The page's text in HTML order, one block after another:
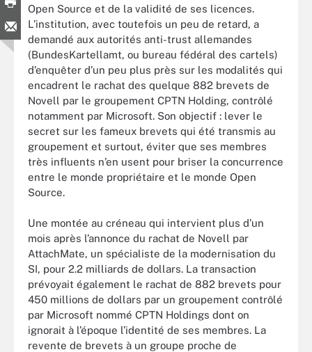
Open Source et de la validité de ses licences.
L’institution, avec toutefois un peu de retard, a
demandé aux autorités anti-trust allemandes
(BundesKartellamt, ou bureau fédéral des cartels)
d’enquêter d’un peu plus près sur les modalités qui
encadrent le rachat des quelque 882 brevets de
Novell par le groupement CPTN Holding, contrôlé
notamment par Microsoft. Son objectif : lever le
secret sur les fameux brevets qui été transmis au
groupement et surtout, éviter que ses membres
très influents n’en usent pour briser la concurrence
entre le monde propriétaire et le monde Open
Source.
Une montée au créneau qui intervient plus d’un
mois après l’annonce du rachat de Novell par
AttachMate, un spécialiste de la modernisation du
SI, pour 2.2 milliards de dollars. La transaction
prévoyait également le rachat de 882 brevets pour
450 millions de dollars par un groupement contrôlé
par Microsoft nommé CPTN Holdings dont on
ignorait à l’époque l’identité de ses membres. La
revente de brevets à un groupe proche de